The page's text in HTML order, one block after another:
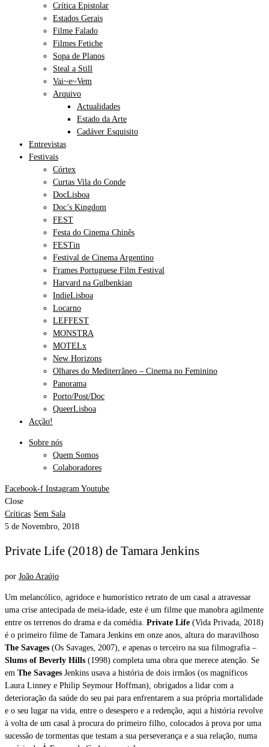
Crítica Epistolar
Estados Gerais
Filme Falado
Filmes Fetiche
Sopa de Planos
Steal a Still
Vai~e~Vem
Arquivo
Actualidades
Estado da Arte
Cadáver Esquisito
Entrevistas
Festivais
Córtex
Curtas Vila do Conde
DocLisboa
Doc’s Kingdom
FEST
Festa do Cinema Chinês
FESTin
Festival de Cinema Argentino
Frames Portuguese Film Festival
Harvard na Gulbenkian
IndieLisboa
Locarno
LEFFEST
MONSTRA
MOTELx
New Horizons
Olhares do Mediterrâneo – Cinema no Feminino
Panorama
Porto/Post/Doc
QueerLisboa
Acção!
Sobre nós
Quem Somos
Colaboradores
Facebook-f Instagram Youtube
Close
Críticas· Sem Sala
5 de Novembro, 2018
Private Life (2018) de Tamara Jenkins
por João Araújo
Um melancólico, agridoce e humorístico retrato de um casal a atravessar
uma crise antecipada de meia-idade, este é um filme que manobra agilmente
entre os terrenos do drama e da comédia. Private Life (Vida Privada, 2018)
é o primeiro filme de Tamara Jenkins em onze anos, altura do maravilhoso
The Savages (Os Savages, 2007), e apenas o terceiro na sua filmografia –
Slums of Beverly Hills (1998) completa uma obra que merece atenção. Se
em The Savages Jenkins usava a história de dois irmãos (os magníficos
Laura Linney e Philip Seymour Hoffman), obrigados a lidar com a
deterioração da saúde do seu pai para enfrentarem a sua própria mortalidade
e o seu lugar na vida, entre o desespero e a redenção, aqui a história revolve
à volta de um casal à procura do primeiro filho, colocados à prova por uma
sucessão de tormentas que testam a sua perseverança e a sua relação, numa